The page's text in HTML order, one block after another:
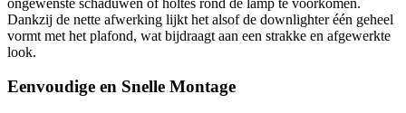
Dankzij de nette afwerking lijkt het alsof de downlighter één geheel
vormt met het plafond, wat bijdraagt aan een strakke en afgewerkte
look.
Eenvoudige en Snelle Montage